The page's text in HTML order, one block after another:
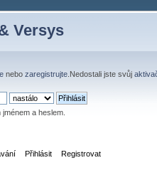
Versys
nebo zaregistrujte .Nedostali jste svůj
a heslem.
Přihlásit Registrovat